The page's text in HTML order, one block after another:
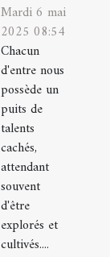
Mardi 6 mai
2025 08:54
Chacun
d'entre nous
possède un
puits de
talents
cachés,
attendant
souvent
d'être
explorés et
cultivés....